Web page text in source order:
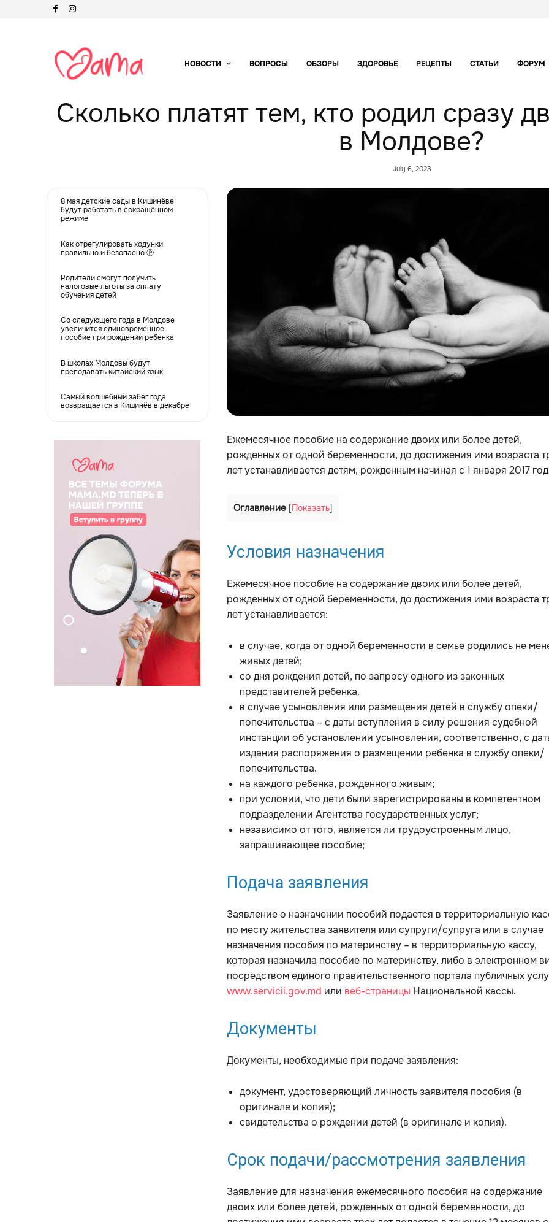
НОВОСТИ ВОПРОСЫ ОБЗОРЫ ЗДОРОВЬЕ РЕЦЕПТЫ СТАТЬИ ФОРУМ
Сколько платят тем, кто родил сразу
в Молдове?
July 6, 2023
8 мая детские сады в Кишинёве
будут работать в сокращённом
режиме
Как отрегулировать ходунки
правильно и безопасно Ⓟ
Родители смогут получить
налоговые льготы за оплату
обучения детей
Со следующего года в Молдове
увеличится единовременное
пособие при рождении ребенка
В школах Молдовы будут
преподавать китайский язык
Самый волшебный забег года
возвращается в Кишинёв в декабре
Ежемесячное пособие на содержание двоих или более детей,
рожденных от одной беременности, до достижения ими возраста
лет устанавливается детям, рожденным начиная с 1 января 2017
Оглавление [Показать]
Условия назначения
Ежемесячное пособие на содержание двоих или более детей,
рожденных от одной беременности, до достижения ими возраста
лет устанавливается:
в случае, когда от одной беременности в семье родились не
живых детей;
со дня рождения детей, по запросу одного из законных
представителей ребенка.
в случае усыновления или размещения детей в службу опеки/
попечительства – с даты вступления в силу решения судебной
инстанции об установлении усыновления, соответственно, с
издания распоряжения о размещении ребенка в службу опеки/
попечительства.
на каждого ребенка, рожденного живым;
при условии, что дети были зарегистрированы в компетентном
подразделении Агентства государственных услуг;
независимо от того, является ли трудоустроенным лицо,
запрашивающее пособие;
Подача заявления
Заявление о назначении пособий подается в территориальную
по месту жительства заявителя или супруги/супруга или в случае
назначения пособия по материнству – в территориальную кассу,
которая назначила пособие по материнству, либо в электронном
посредством единого правительственного портала публичных
www.servicii.gov.md или веб-страницы Национальной кассы.
Документы
Документы, необходимые при подаче заявления:
документ, удостоверяющий личность заявителя пособия (в
оригинале и копия);
свидетельства о рождении детей (в оригинале и копия).
Срок подачи/рассмотрения заявления
Заявление для назначения ежемесячного пособия на содержание
двоих или более детей, рожденных от одной беременности, до